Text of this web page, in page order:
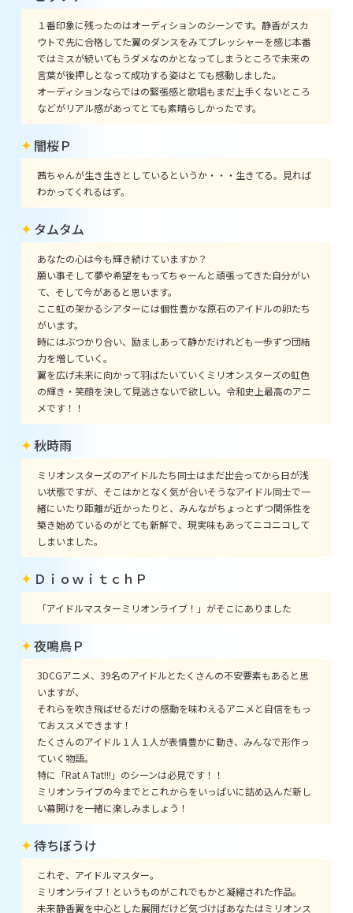
１番印象に残ったのはオーディションのシーンです。静香がスカ
ウトで先に合格してた翼のダンスをみてプレッシャーを感じ本番
ではミスが続いてもうダメなのかとなってしまうところで未来の
言葉が後押しとなって成功する姿はとても感動しました。
オーディションならではの緊張感と歌唱もまだ上手くないところ
などがリアル感があってとても素晴らしかったです。
闇桜Ｐ
茜ちゃんが生き生きとしているというか・・・生きてる。見れば
わかってくれるはず。
タムタム
あなたの心は今も輝き続けていますか？
願い事そして夢や希望をもってちゃーんと頑張ってきた自分がい
て、そして今があると思います。
ここ虹の架かるシアターには個性豊かな原石のアイドルの卵たち
がいます。
時にはぶつかり合い、励ましあって静かだけれども一歩ずつ団結
力を増していく。
翼を広げ未来に向かって羽ばたいていくミリオンスターズの虹色
の輝き・笑顔を決して見逃さないで欲しい。令和史上最高のアニ
メです！！
秋時雨
ミリオンスターズのアイドルたち同士はまだ出会ってから日が浅
い状態ですが、そこはかとなく気が合いそうなアイドル同士で一
緒にいたり距離が近かったりと、みんながちょっとずつ関係性を
築き始めているのがとても新鮮で、現実味もあってニコニコして
しまいました。
ＤｉｏｗｉｔｃｈＰ
「アイドルマスターミリオンライブ！」がそこにありました
夜鳴鳥Ｐ
3DCGアニメ、39名のアイドルとたくさんの不安要素もあると思
いますが、
それらを吹き飛ばせるだけの感動を味わえるアニメと自信をもっ
ておススメできます！
たくさんのアイドル１人１人が表情豊かに動き、みんなで形作っ
ていく物語。
特に「Rat A Tat!!!」のシーンは必見です！！
ミリオンライブの今までとこれからをいっぱいに詰め込んだ新し
い幕開けを一緒に楽しみましょう！
待ちぼうけ
これぞ、アイドルマスター。
ミリオンライブ！というものがこれでもかと凝縮された作品。
未来静香翼を中心とした展開だけど気づけばあなたはミリオンス